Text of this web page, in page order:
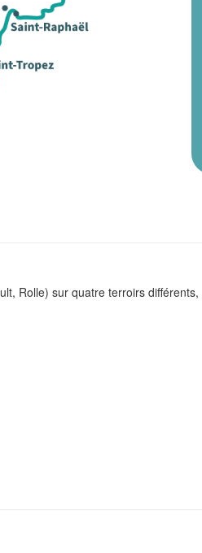
Rolle) sur quatre terroirs